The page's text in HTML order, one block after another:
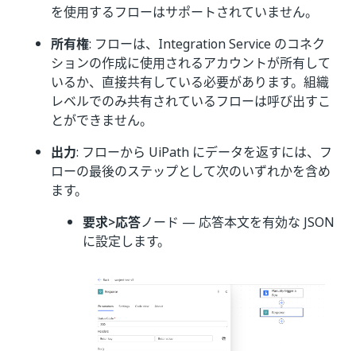
を使用するフローはサポートされていません。
所有権: フローは、Integration Service のコネク
ションの作成に使用されるアカウントが所有して
いるか、直接共有している必要があります。組織
レベルでのみ共有されているフローは呼び出すこ
とができません。
出力: フローから UiPath にデータを返すには、フ
ローの最後のステップとして次のいずれかを含め
ます。
要求>応答ノード — 応答本文を有効な JSON
に設定します。